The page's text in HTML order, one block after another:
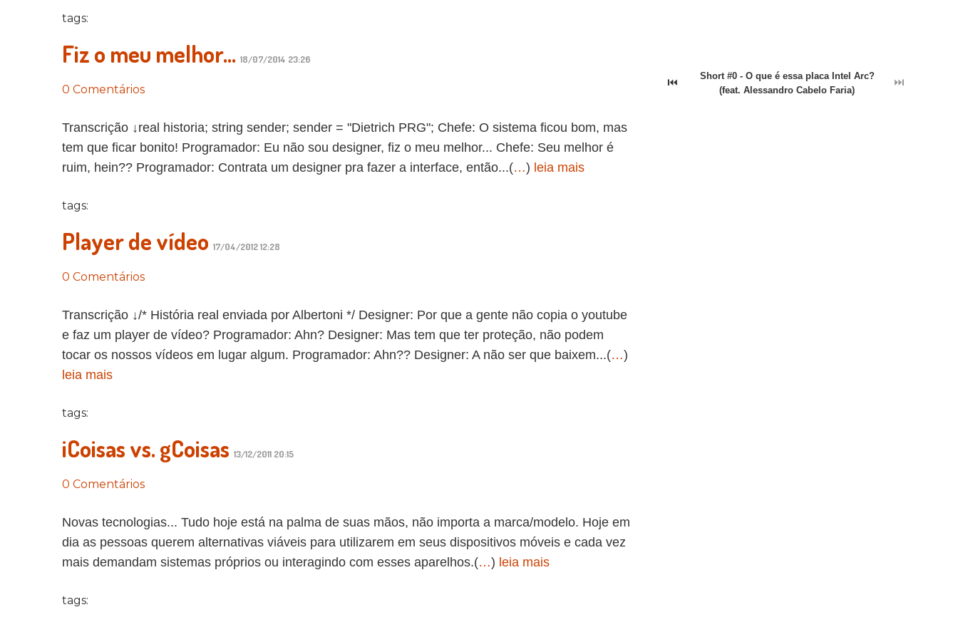
tags:
Fiz o meu melhor... 18/07/2014 23:26
0 Comentários
Transcrição ↓real historia; string sender; sender = "Dietrich PRG"; Chefe: O sistema ficou bom, mas
tem que ficar bonito! Programador: Eu não sou designer, fiz o meu melhor... Chefe: Seu melhor é
ruim, hein?? Programador: Contrata um designer pra fazer a interface, então...(…) leia mais
tags:
Player de vídeo 17/04/2012 12:28
0 Comentários
Transcrição ↓/* História real enviada por Albertoni */ Designer: Por que a gente não copia o youtube
e faz um player de vídeo? Programador: Ahn? Designer: Mas tem que ter proteção, não podem
tocar os nossos vídeos em lugar algum. Programador: Ahn?? Designer: A não ser que baixem...(…)
leia mais
tags:
iCoisas vs. gCoisas 13/12/2011 20:15
0 Comentários
Novas tecnologias... Tudo hoje está na palma de suas mãos, não importa a marca/modelo. Hoje em
dia as pessoas querem alternativas viáveis para utilizarem em seus dispositivos móveis e cada vez
mais demandam sistemas próprios ou interagindo com esses aparelhos.(…) leia mais
tags:
⏮
Short #0 - O que é essa placa Intel Arc?
(feat. Alessandro Cabelo Faria)
⏭